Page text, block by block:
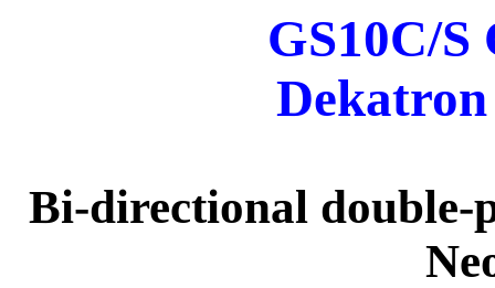
GS10C/
Bi-directional double-